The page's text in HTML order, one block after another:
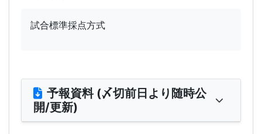
試合標準採点方式
予報資料 (〆切前日より随時公
開/更新)